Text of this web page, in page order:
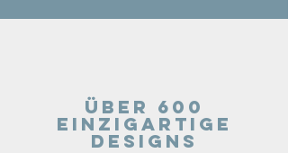
Über 600
einzigartige
Designs